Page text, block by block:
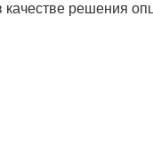
решения